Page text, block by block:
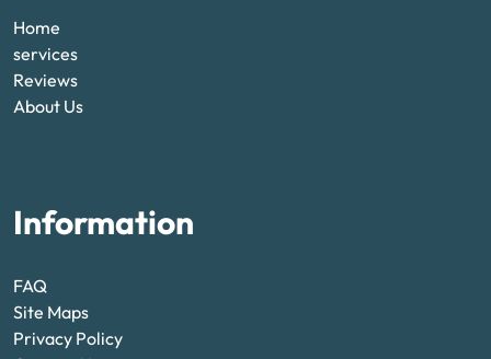
Home
services
Reviews
About Us
Information
FAQ
Site Maps
Privacy Policy